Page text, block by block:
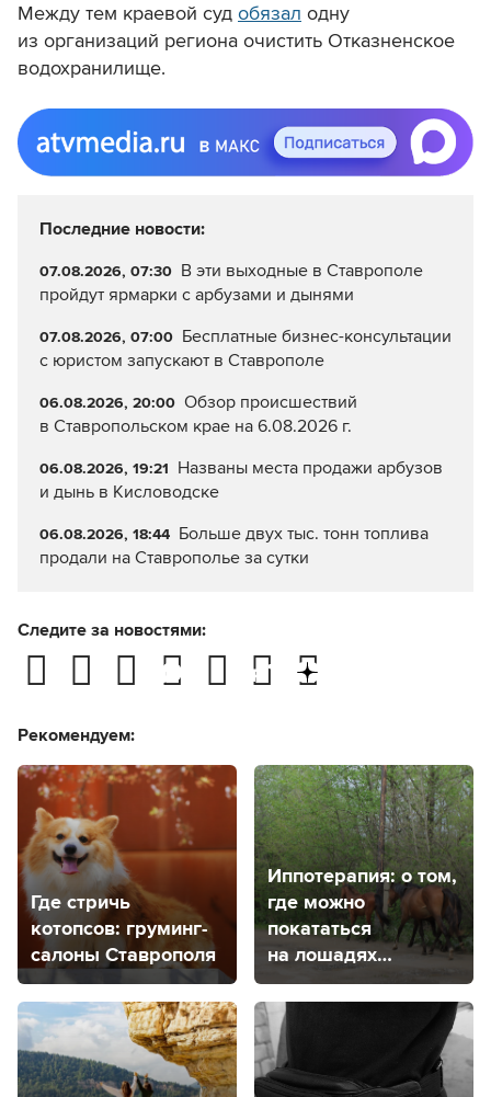
Между тем краевой суд обязал одну
из организаций региона очистить Отказненское
водохранилище.
Последние новости:
07.08.2026, 07:30 В эти выходные в Ставрополе
пройдут ярмарки с арбузами и дынями
07.08.2026, 07:00 Бесплатные бизнес-консультации
с юристом запускают в Ставрополе
06.08.2026, 20:00 Обзор происшествий
в Ставропольском крае на 6.08.2026 г.
06.08.2026, 19:21 Названы места продажи арбузов
и дынь в Кисловодске
06.08.2026, 18:44 Больше двух тыс. тонн топлива
продали на Ставрополье за сутки
Следите за новостями:
Рекомендуем:
Где стричь
котопсов: груминг-
салоны Ставрополя
Иппотерапия: о том,
где можно
покататься
на лошадях
в Ставрополе
и получить от этого
удовольствие